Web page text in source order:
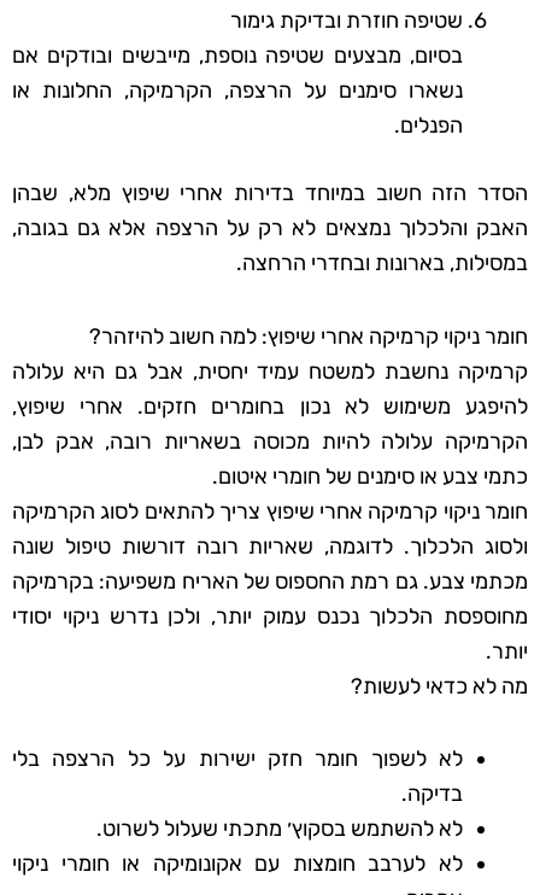
שטיפה חוזרת ובדיקת גימור
בסיום, מבצעים שטיפה נוספת, מייבשים ובודקים אם
נשארו סימנים על הרצפה, הקרמיקה, החלונות או
הפנלים.
הסדר הזה חשוב במיוחד בדירות אחרי שיפוץ מלא, שבהן
האבק והלכלוך נמצאים לא רק על הרצפה אלא גם בגובה,
במסילות, בארונות ובחדרי הרחצה.
חומר ניקוי קרמיקה אחרי שיפוץ: למה חשוב להיזהר?
קרמיקה נחשבת למשטח עמיד יחסית, אבל גם היא עלולה
להיפגע משימוש לא נכון בחומרים חזקים. אחרי שיפוץ,
הקרמיקה עלולה להיות מכוסה בשאריות רובה, אבק לבן,
כתמי צבע או סימנים של חומרי איטום.
חומר ניקוי קרמיקה אחרי שיפוץ צריך להתאים לסוג הקרמיקה
ולסוג הלכלוך. לדוגמה, שאריות רובה דורשות טיפול שונה
מכתמי צבע. גם רמת החספוס של האריח משפיעה: בקרמיקה
מחוספסת הלכלוך נכנס עמוק יותר, ולכן נדרש ניקוי יסודי
יותר.
מה לא כדאי לעשות?
לא לשפוך חומר חזק ישירות על כל הרצפה בלי
בדיקה.
לא להשתמש בסקוץ׳ מתכתי שעלול לשרוט.
לא לערבב חומצות עם אקונומיקה או חומרי ניקוי